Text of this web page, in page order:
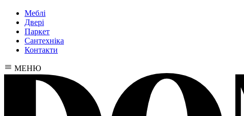
Меблі
Двері
Паркет
Сантехніка
Контакти
МЕНЮ